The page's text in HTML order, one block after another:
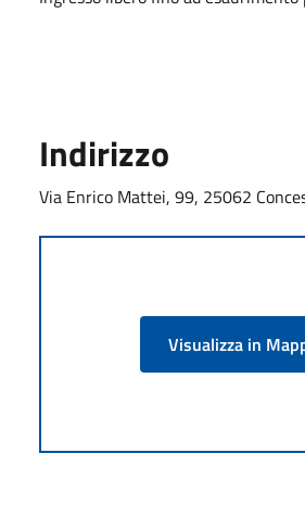
Indirizzo
Via Enrico Mattei, 99, 25062
Visualizza in